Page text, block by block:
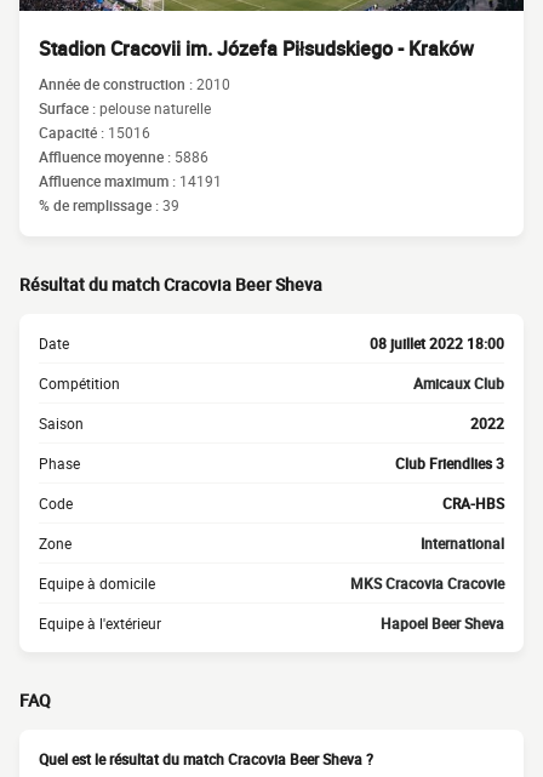
Stadion Cracovii im. Józefa Piłsudskiego - Kraków
Année de construction :2010
Surface :pelouse naturelle
Capacité : 15016
Affluence moyenne : 5886
Affluence maximum : 14191
% de remplissage :39
Résultat du match Cracovia Beer Sheva
Date 08 juillet 2022 18:00
Compétition Amicaux Club
Saison 2022
Phase Club Friendlies 3
Code CRA-HBS
Zone International
Equipe à domicile MKS Cracovia Cracovie
Equipe à l'extérieur Hapoel Beer Sheva
FAQ
Quel est le résultat du match Cracovia Beer Sheva ?